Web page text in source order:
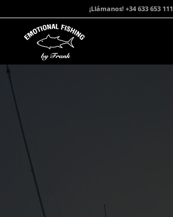
¡Llámanos! +34 633 653 111